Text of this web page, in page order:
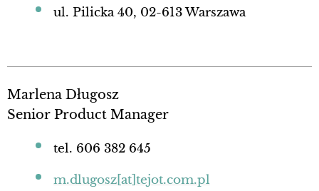
ul. Pilicka 40, 02-613 Warszawa
Marlena Długosz
Senior Product Manager
tel. 606 382 645
m.dlugosz[at]tejot.com.pl